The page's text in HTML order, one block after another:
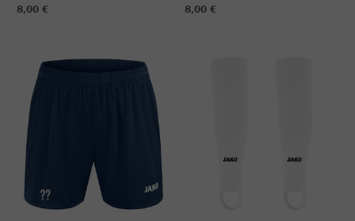
8,00 €
8,00 €